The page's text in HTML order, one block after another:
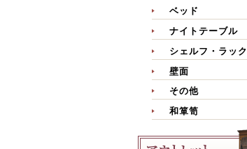
ベッド
ナイトテーブル
シェルフ・ラック
壁面
その他
和箪笥